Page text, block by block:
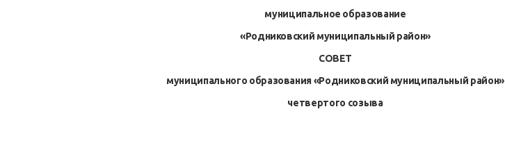
муниципальное образование
«Родниковский муниципальный район»
СОВЕТ
муниципального образования «Родниковский муниципальный район»
четвертого созыва